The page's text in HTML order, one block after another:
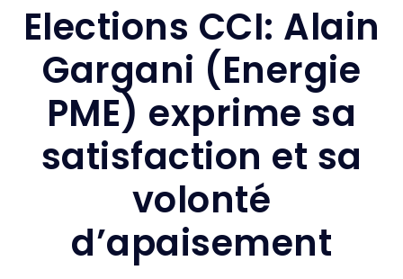
Elections CCI: Alain
Gargani (Energie
PME) exprime sa
satisfaction et sa
volonté
d’apaisement